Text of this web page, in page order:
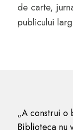
de carte,
publicului
„A construi o
Biblioteca nu